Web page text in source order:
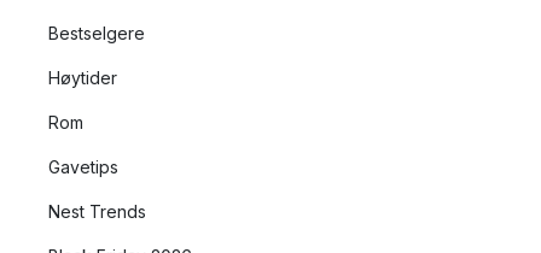
Bestselgere
Høytider
Rom
Gavetips
Nest Trends